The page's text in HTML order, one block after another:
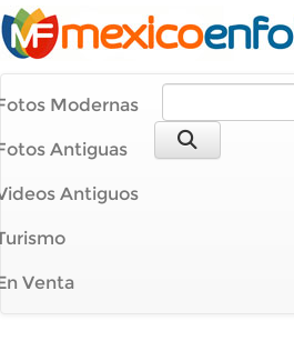
Modernas
Antiguas
Antiguos
Venta